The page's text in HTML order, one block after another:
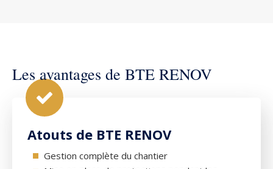
Les avantages de BTE RENOV
Atouts de BTE RENOV
Gestion complète du chantier